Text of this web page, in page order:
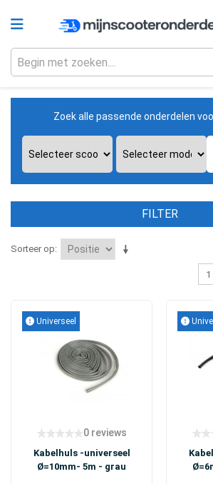
Zoek alle passende onderdelen
FILTER
Sorteer op
1
Universeel
0 reviews
Kabelhuls -universeel
Ø=10mm- 5m - grau